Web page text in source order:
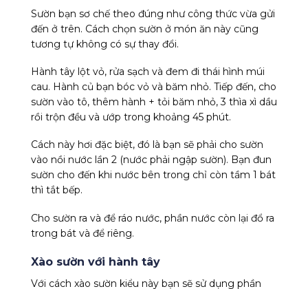
Sườn bạn sơ chế theo đúng như công thức vừa gửi
đến ở trên. Cách chọn sườn ở món ăn này cũng
tương tự không có sự thay đổi.
Hành tây lột vỏ, rửa sạch và đem đi thái hình múi
cau. Hành củ bạn bóc vỏ và băm nhỏ. Tiếp đến, cho
sườn vào tô, thêm hành + tỏi băm nhỏ, 3 thìa xì dầu
rồi trộn đều và ướp trong khoảng 45 phút.
Cách này hơi đặc biệt, đó là bạn sẽ phải cho sườn
vào nồi nước lần 2 (nước phải ngập sườn). Bạn đun
sườn cho đến khi nước bên trong chỉ còn tầm 1 bát
thì tắt bếp.
Cho sườn ra và để ráo nước, phần nước còn lại đổ ra
trong bát và để riêng.
Xào sườn với hành tây
Với cách xào sườn kiểu này bạn sẽ sử dụng phần